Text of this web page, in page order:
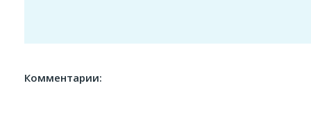
Комментарии: